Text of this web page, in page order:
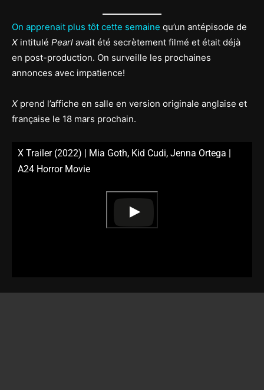
On apprenait plus tôt cette semaine qu’un antépisode de
X intitulé Pearl avait été secrètement filmé et était déjà
en post-production. On surveille les prochaines
annonces avec impatience!
X prend l’affiche en salle en version originale anglaise et
française le 18 mars prochain.
X Trailer (2022) | Mia Goth, Kid Cudi, Jenna Ortega |
A24 Horror Movie